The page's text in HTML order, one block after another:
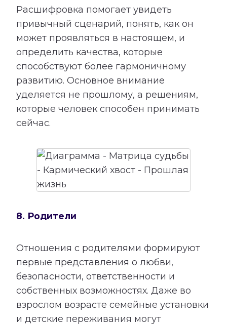
Расшифровка помогает увидеть
привычный сценарий, понять, как он
может проявляться в настоящем, и
определить качества, которые
способствуют более гармоничному
развитию. Основное внимание
уделяется не прошлому, а решениям,
которые человек способен принимать
сейчас.
8. Родители
Отношения с родителями формируют
первые представления о любви,
безопасности, ответственности и
собственных возможностях. Даже во
взрослом возрасте семейные установки
и детские переживания могут